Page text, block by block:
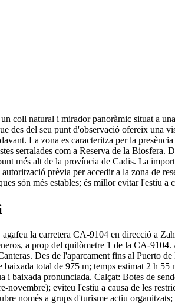
coll natural i mirador panoràmic situat a
des del seu punt d'observació ofereix una
La zona es caracteritza per la
serralades com a Reserva de la
més alt de la província de Cadis. La
autorització prèvia per accedir a la zona de
són més estables; és millor evitar l'estiu a
la carretera CA-9104 en direcció a
a prop del quilòmetre 1 de la CA-
Des de l'aparcament fins al Puerto
baixada total de 975 m; temps estimat 2 h
i baixada pronunciada. Calçat: Botes de
novembre); eviteu l'estiu a causa de les
només a grups d'turisme actiu